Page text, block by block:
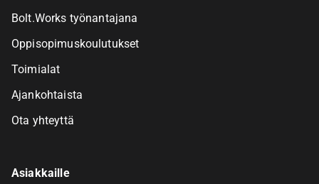
Bolt.Works työnantajana
Oppisopimuskoulutukset
Toimialat
Ajankohtaista
Ota yhteyttä
Asiakkaille